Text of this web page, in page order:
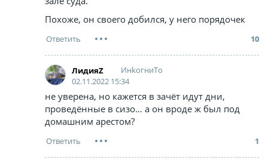
Похоже, он своего добился, у него порядочек
10
ЛидияZ
ИнkoгниTo
02.11.2022 15:34
не уверена, но кажется в зачёт идут дни,
проведённые в сизо… а он вроде ж был под
домашним арестом?
1